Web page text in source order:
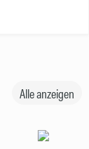
Alle anzeigen